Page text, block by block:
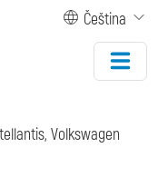
Čeština
Volkswagen